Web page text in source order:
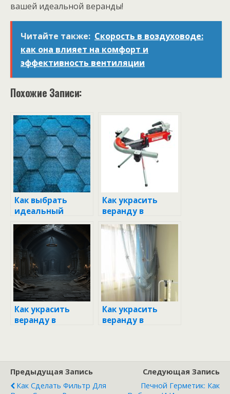
вашей идеальной веранды!
Читайте также: Скорость в воздуховоде:
как она влияет на комфорт и
эффективность вентиляции
Похожие Записи:
Как выбрать
идеальный
вариант
пристройки к
вашему дому?
Как украсить
веранду в
детском саду
летом: идеи,
советы и
вдохновение
Как украсить
веранду в
Как украсить
веранду в
Предыдущая Запись
Как Сделать Фильтр Для
Следующая Запись
Печной Герметик: Как